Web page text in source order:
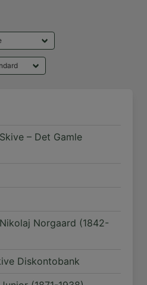
– Det Gamle
Norgaard (1842-
Diskontobank